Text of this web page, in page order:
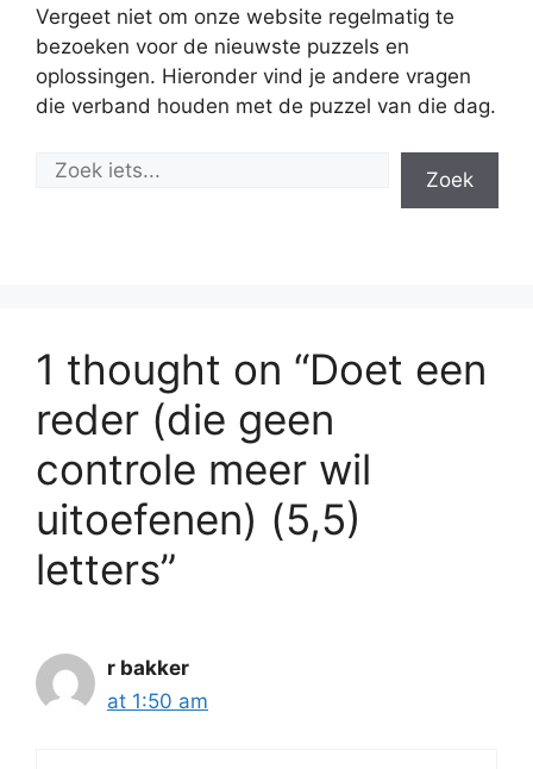
Vergeet niet om onze website regelmatig te
bezoeken voor de nieuwste puzzels en
oplossingen. Hieronder vind je andere vragen
die verband houden met de puzzel van die dag.
Zoek
1 thought on “Doet een
reder (die geen
controle meer wil
uitoefenen) (5,5)
letters”
r bakker
at 1:50 am